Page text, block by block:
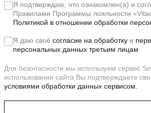
Я подтверждаю, что ознакомлен(а) и
Правилами Программы лояльности
Политикой в отношении обработки
Я даю своё согласие на обработку и
персональных данных третьим лицам
Для безопасности мы используем сервис
использовании сайта Вы подтверждаете
условиями обработки данных сервисом.